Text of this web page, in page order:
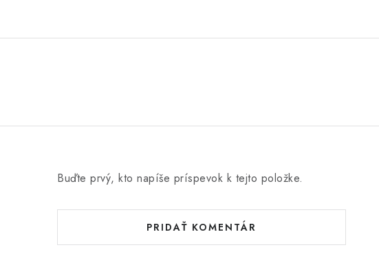
Buďte prvý, kto napíše príspevok k tejto položke.
PRIDAŤ KOMENTÁR